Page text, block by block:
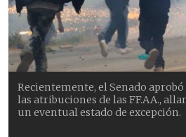
Recientemente, el Senado
las atribuciones de las FF.AA.,
un eventual estado de excepción.